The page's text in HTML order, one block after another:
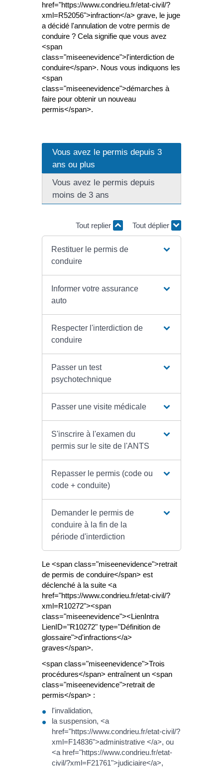
href="https://www.condrieu.fr/etat-civil/?
xml=R52056">infraction</a> grave, le juge
a décidé l'annulation de votre permis de
conduire ? Cela signifie que vous avez
<span
class="miseenevidence">l'interdiction de
conduire</span>. Nous vous indiquons les
<span
class="miseenevidence">démarches à
faire pour obtenir un nouveau
permis</span>.
Vous avez le permis depuis 3
ans ou plus
Vous avez le permis depuis
moins de 3 ans
Tout replier Tout déplier
Restituer le permis de
conduire
Informer votre assurance
auto
Respecter l'interdiction de
conduire
Passer un test
psychotechnique
Passer une visite médicale
S'inscrire à l'examen du
permis sur le site de l'ANTS
Repasser le permis (code ou
code + conduite)
Demander le permis de
conduire à la fin de la
période d'interdiction
Le <span class="miseenevidence">retrait
de permis de conduire</span> est
déclenché à la suite <a
href="https://www.condrieu.fr/etat-civil/?
xml=R10272"><span
class="miseenevidence"><LienIntra
LienID="R10272" type="Définition de
glossaire">d'infractions</a>
graves</span>.
<span class="miseenevidence">Trois
procédures</span> entraînent un <span
class="miseenevidence">retrait de
permis</span> :
l'invalidation,
la suspension, <a
href="https://www.condrieu.fr/etat-civil/?
xml=F14836">administrative </a>, ou
<a href="https://www.condrieu.fr/etat-
civil/?xml=F21761">judiciaire</a>,